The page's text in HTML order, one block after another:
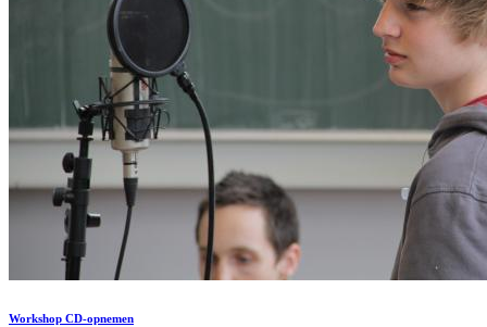
Workshop CD-opnemen